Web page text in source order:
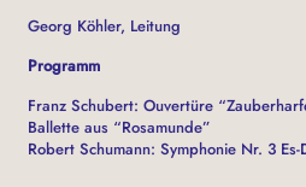
Georg Köhler, Leitung
Programm
Franz Schubert: Ouvertüre
Ballette aus “Rosamunde”
Robert Schumann: Symphonie Nr. 3